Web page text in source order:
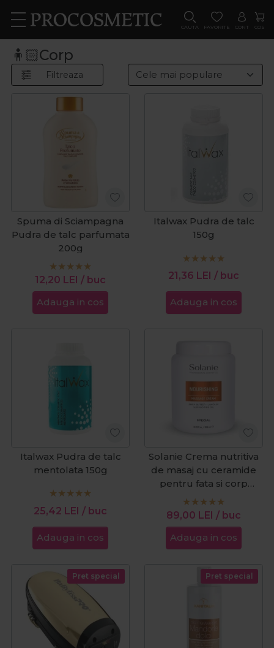
CAUTA FAVORITE CONT COS
🧍🏻Corp
Filtreaza
Spuma di Sciampagna
Pudra de talc parfumata
200g
12,20 LEI / buc
Adauga in cos
Italwax Pudra de talc
150g
21,36 LEI / buc
Adauga in cos
Italwax Pudra de talc
mentolata 150g
25,42 LEI / buc
Adauga in cos
Solanie Crema nutritiva
de masaj cu ceramide
pentru fata si corp
Special 1000ml
89,00 LEI / buc
Adauga in cos
Pret special Pret special